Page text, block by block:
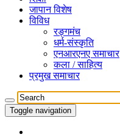
जापान विशेष
विविध
रङ्गमंच
धर्म-संस्कृति
एनआरएनए समाचार
कला / साहित्य
प्रमुख समाचार
Toggle navigation